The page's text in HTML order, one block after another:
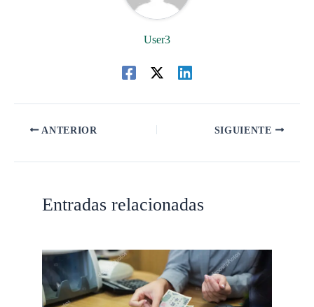
User3
ANTERIOR SIGUIENTE
Entradas relacionadas